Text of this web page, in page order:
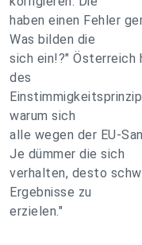
haben einen Fehler
Was bilden die
sich ein!?" Österreich
des
warum sich
alle wegen der EU-
Je dümmer die sich
verhalten, desto
Ergebnisse zu
erzielen."